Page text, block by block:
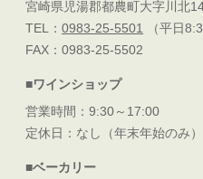
宮崎県児湯郡都農町大字川北
TEL：0983-25-5501
（平日
FAX：0983-25-5502
■ワインショップ
営業時間：9:30～17:00
定休日：なし（年末年始のみ）
■ベーカリー